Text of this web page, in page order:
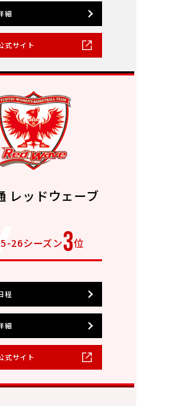
細
式サイト
レッドウェーブ
26シーズン3位
程
細
式サイト